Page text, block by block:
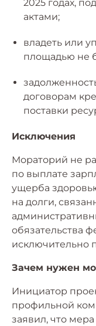
2025 годах,
актами;
владеть или
площадью не
договорам
поставки
Исключения
Мораторий не
по выплате
ущерба
на долги,
обязательства
исключительно
Зачем нужен
Инициатор
профильной
заявил, что